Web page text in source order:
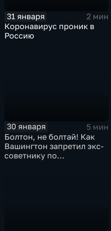
31 января
2 мин
Коронавирус проник в
Россию
30 января
5 мин
Болтон, не болтай! Как
Вашингтон запретил экс-
советнику по